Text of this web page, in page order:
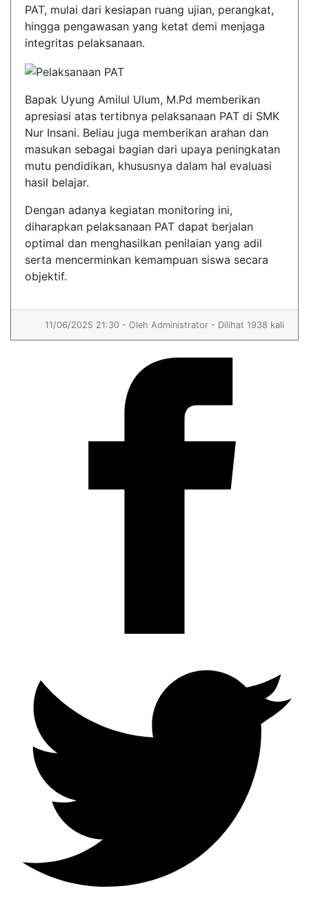
PAT, mulai dari kesiapan ruang ujian, perangkat,
hingga pengawasan yang ketat demi menjaga
integritas pelaksanaan.
Bapak Uyung Amilul Ulum, M.Pd memberikan
apresiasi atas tertibnya pelaksanaan PAT di SMK
Nur Insani. Beliau juga memberikan arahan dan
masukan sebagai bagian dari upaya peningkatan
mutu pendidikan, khususnya dalam hal evaluasi
hasil belajar.
Dengan adanya kegiatan monitoring ini,
diharapkan pelaksanaan PAT dapat berjalan
optimal dan menghasilkan penilaian yang adil
serta mencerminkan kemampuan siswa secara
objektif.
11/06/2025 21:30 - Oleh Administrator - Dilihat 1938 kali